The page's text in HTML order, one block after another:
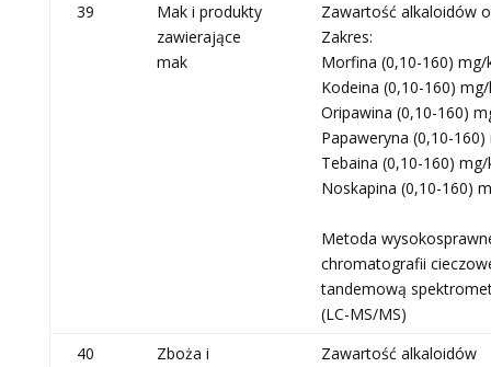
39
Mak i produkty
zawierające
mak
Zawartość alkaloidów
Zakres:
Morfina (0,10-160) mg/
Kodeina (0,10-160) mg/
Oripawina (0,10-160)
Papaweryna (0,10-160)
Tebaina (0,10-160) mg/
Noskapina (0,10-160)
Metoda
chromatografii
tandemową
(LC-MS/MS)
40
Zboża i
Zawartość alkaloidów